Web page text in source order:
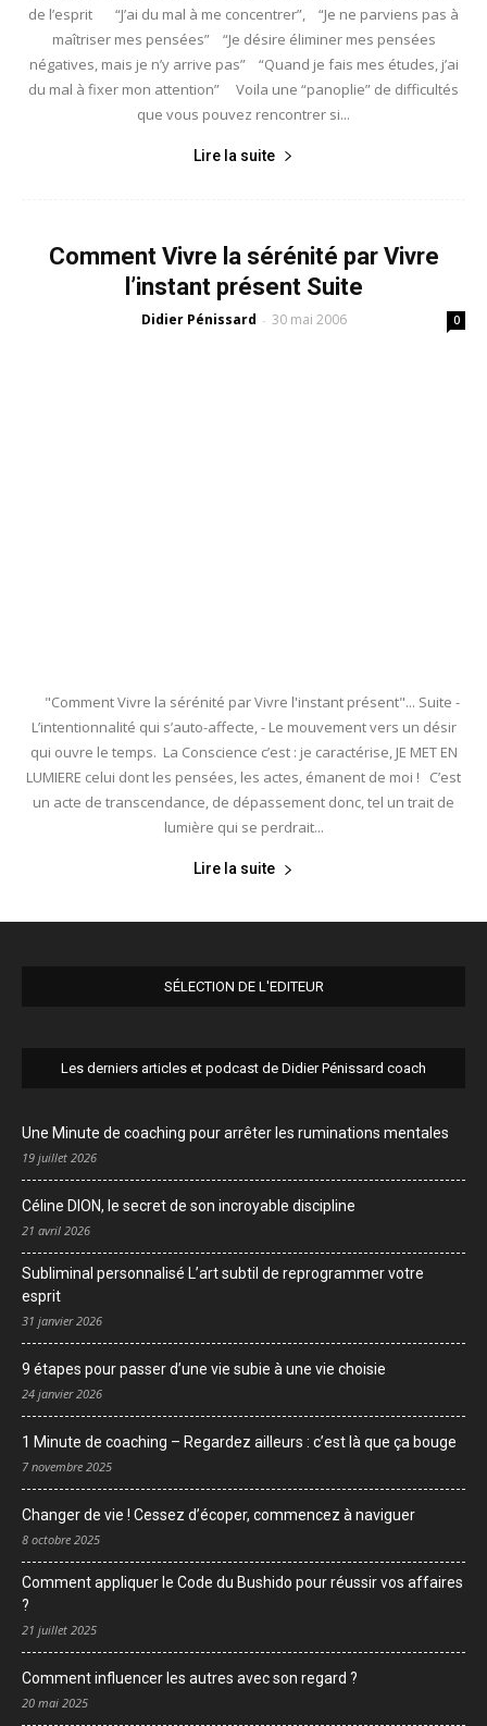
de l’esprit “J’ai du mal à me concentrer”, “Je ne parviens pas à
maîtriser mes pensées” “Je désire éliminer mes pensées
négatives, mais je n’y arrive pas” “Quand je fais mes études, j’ai
du mal à fixer mon attention” Voila une “panoplie” de difficultés
que vous pouvez rencontrer si...
Lire la suite
Comment Vivre la sérénité par Vivre
l’instant présent Suite
Didier Pénissard - 30 mai 2006 0
"Comment Vivre la sérénité par Vivre l'instant présent"... Suite -
L’intentionnalité qui s’auto-affecte, - Le mouvement vers un désir
qui ouvre le temps. La Conscience c’est : je caractérise, JE MET EN
LUMIERE celui dont les pensées, les actes, émanent de moi ! C’est
un acte de transcendance, de dépassement donc, tel un trait de
lumière qui se perdrait...
Lire la suite
SÉLECTION DE L'EDITEUR
Les derniers articles et podcast de Didier Pénissard coach
Une Minute de coaching pour arrêter les ruminations mentales
19 juillet 2026
Céline DION, le secret de son incroyable discipline
21 avril 2026
Subliminal personnalisé L’art subtil de reprogrammer votre
esprit
31 janvier 2026
9 étapes pour passer d’une vie subie à une vie choisie
24 janvier 2026
1 Minute de coaching – Regardez ailleurs : c’est là que ça bouge
7 novembre 2025
Changer de vie ! Cessez d’écoper, commencez à naviguer
8 octobre 2025
Comment appliquer le Code du Bushido pour réussir vos affaires
?
21 juillet 2025
Comment influencer les autres avec son regard ?
20 mai 2025